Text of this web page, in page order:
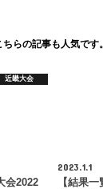
ちらの記事も人気です。
近畿大会
会2022
2023.1.1
【結果